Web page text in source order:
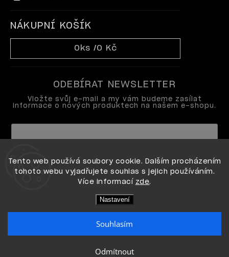
Tento web používá soubory cookie. Dalším procházením
tohoto webu vyjadřujete souhlas s jejich používáním.
Více informací zde.
Nastavení
Odmítnout
Souhlasím
NÁKUPNÍ KOŠÍK
0 ks /0 Kč
ODEBÍRAT NEWSLETTER
Vložte svůj e-mail a my vám budeme zasílat
informace o nových produktech na našem e-shopu.
podmínkami ochrany osobních údajů
Vytvořil Shoptet
Copyright 2026OPI shop. Všechna práva vyhrazena.